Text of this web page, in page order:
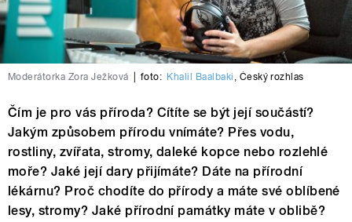
Moderátorka Zora Ježková foto: Khalil Baalbaki , Český rozhlas
Čím je pro vás příroda? Cítíte se být její součástí?
Jakým způsobem přírodu vnímáte? Přes vodu,
rostliny, zvířata, stromy, daleké kopce nebo rozlehlé
moře? Jaké její dary přijímáte? Dáte na přírodní
lékárnu? Proč chodíte do přírody a máte své oblíbené
lesy, stromy? Jaké přírodní památky máte v oblibě?